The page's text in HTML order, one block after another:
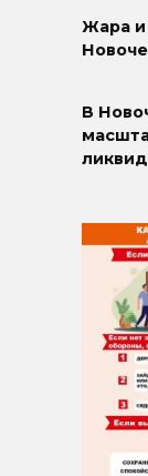
Жара и
В